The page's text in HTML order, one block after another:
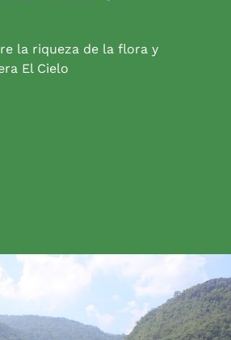
la riqueza de la flora y
El Cielo